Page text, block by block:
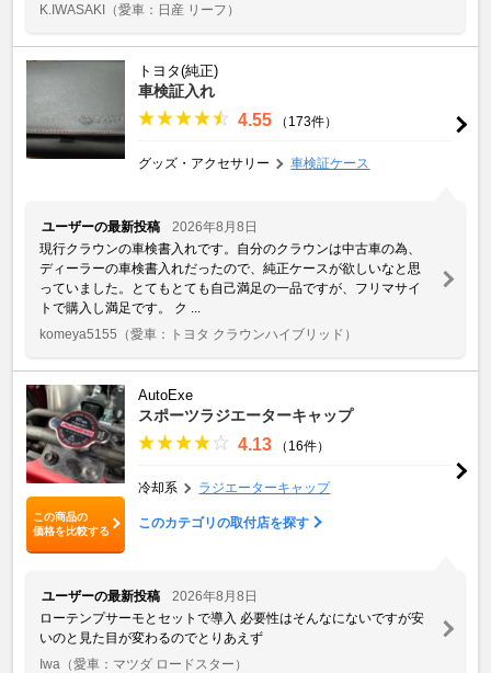
K.IWASAKI （愛車：日産 リーフ）
トヨタ(純正)
車検証入れ
4.55 （173件）
グッズ・アクセサリー 車検証ケース
ユーザーの最新投稿
2026年8月8日
現行クラウンの車検書入れです。自分のクラウンは中古車の為、
ディーラーの車検書入れだったので、純正ケースが欲しいなと思
っていました。とてもとても自己満足の一品ですが、フリマサイ
トで購入し満足です。 ク ...
komeya5155 （愛車：トヨタ クラウンハイブリッド）
この商品の
価格を比較する
AutoExe
スポーツラジエーターキャップ
4.13 （16件）
冷却系 ラジエーターキャップ
このカテゴリの取付店を探す
ユーザーの最新投稿
2026年8月8日
ローテンプサーモとセットで導入 必要性はそんなにないですが安
いのと見た目が変わるのでとりあえず
Iwa （愛車：マツダ ロードスター）